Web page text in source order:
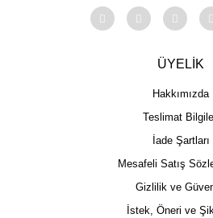
ÜYELİK
Hakkımızda
Teslimat
İade Şartları
Mesafeli Satış
Gizlilik ve
İstek, Öneri ve